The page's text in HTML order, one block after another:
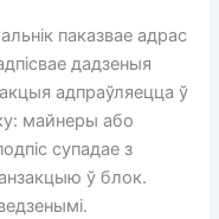
паказвае адрас
дадзеныя
адпраўляецца ў
майнеры або
супадае з
ў блок.